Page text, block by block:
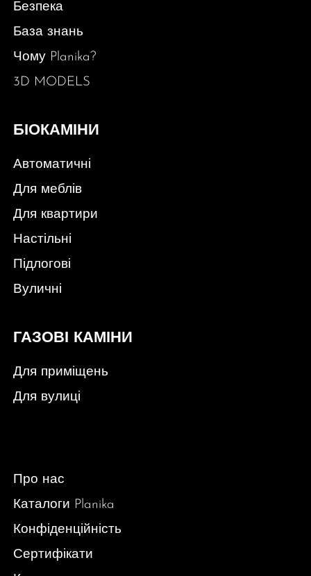
Безпека
База знань
Чому Planika?
3D MODELS
БІОКАМІНИ
Автоматичні
Для меблів
Для квартири
Настільні
Підлогові
Вуличні
ГАЗОВІ КАМІНИ
Для приміщень
Для вулиці
Про нас
Каталоги Planika
Конфіденційність
Сертифікати